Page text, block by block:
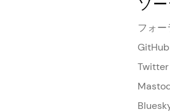
ソ
フォー
GitHub